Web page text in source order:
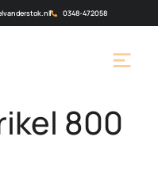
0348-472058
800